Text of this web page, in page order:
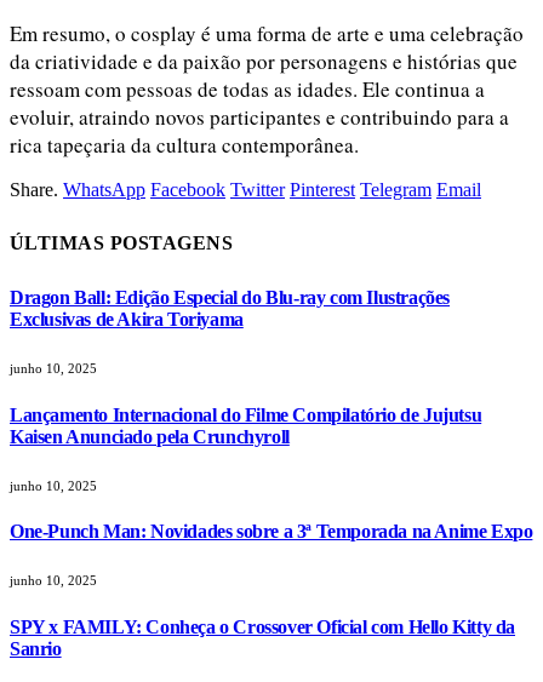
Em resumo, o cosplay é uma forma de arte e uma celebração
da criatividade e da paixão por personagens e histórias que
ressoam com pessoas de todas as idades. Ele continua a
evoluir, atraindo novos participantes e contribuindo para a
rica tapeçaria da cultura contemporânea.
Share. WhatsApp Facebook Twitter Pinterest Telegram Email
ÚLTIMAS POSTAGENS
Dragon Ball: Edição Especial do Blu-ray com Ilustrações
Exclusivas de Akira Toriyama
junho 10, 2025
Lançamento Internacional do Filme Compilatório de Jujutsu
Kaisen Anunciado pela Crunchyroll
junho 10, 2025
One-Punch Man: Novidades sobre a 3ª Temporada na Anime Expo
junho 10, 2025
SPY x FAMILY: Conheça o Crossover Oficial com Hello Kitty da
Sanrio